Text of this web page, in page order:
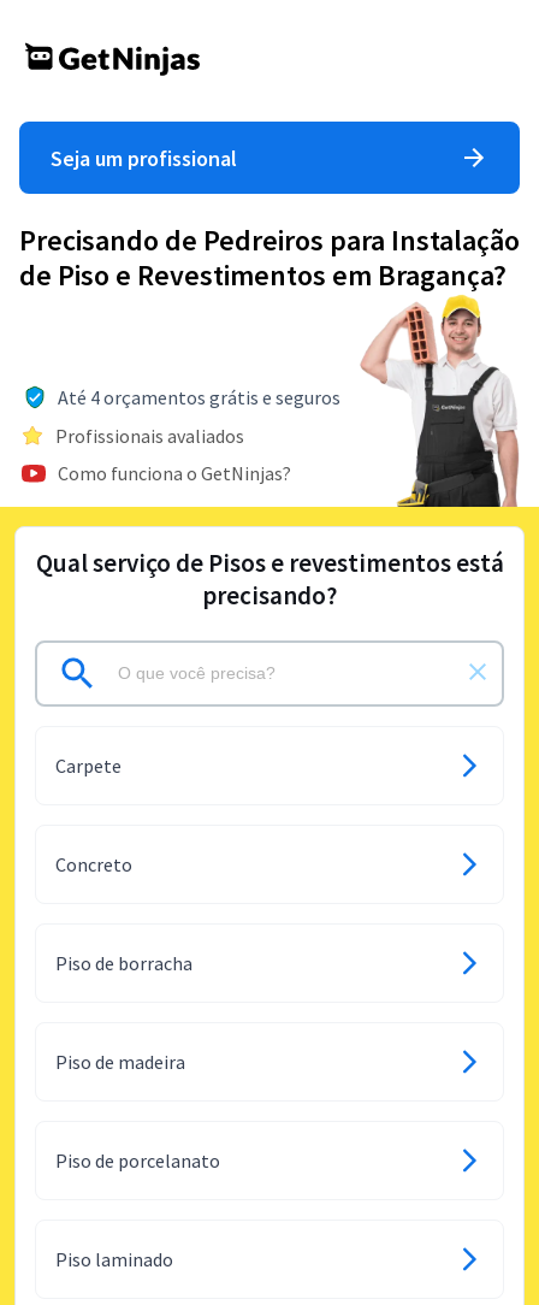
Seja um profissional
Precisando de Pedreiros para Instalação
de Piso e Revestimentos em Bragança?
Até 4 orçamentos grátis e seguros
Profissionais avaliados
Como funciona o GetNinjas?
Qual serviço de Pisos e revestimentos está
precisando?
Carpete
Concreto
Piso de borracha
Piso de madeira
Piso de porcelanato
Piso laminado